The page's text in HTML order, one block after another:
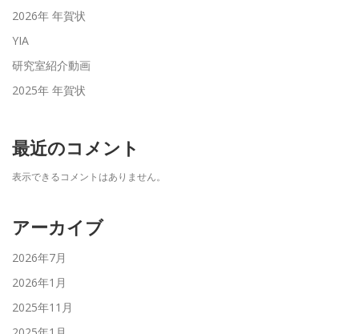
2026年 年賀状
YIA
研究室紹介動画
2025年 年賀状
最近のコメント
表示できるコメントはありません。
アーカイブ
2026年7月
2026年1月
2025年11月